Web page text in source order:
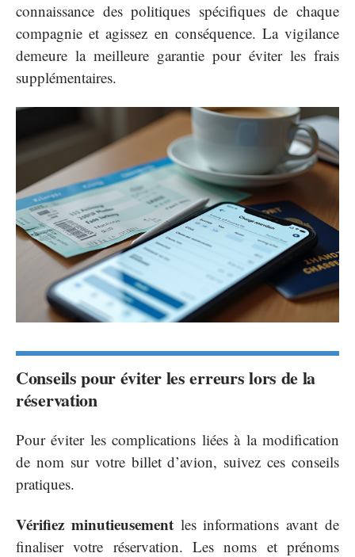
connaissance des politiques spécifiques de chaque
compagnie et agissez en conséquence. La vigilance
demeure la meilleure garantie pour éviter les frais
supplémentaires.
Conseils pour éviter les erreurs lors de la
réservation
Pour éviter les complications liées à la modification
de nom sur votre billet d’avion, suivez ces conseils
pratiques.
Vérifiez minutieusementles informations avant de
finaliser votre réservation. Les noms et prénoms